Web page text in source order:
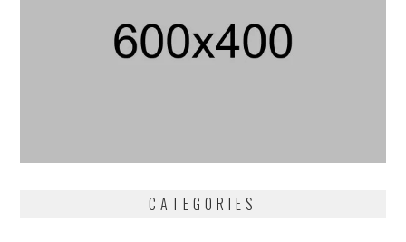
CATEGORIES